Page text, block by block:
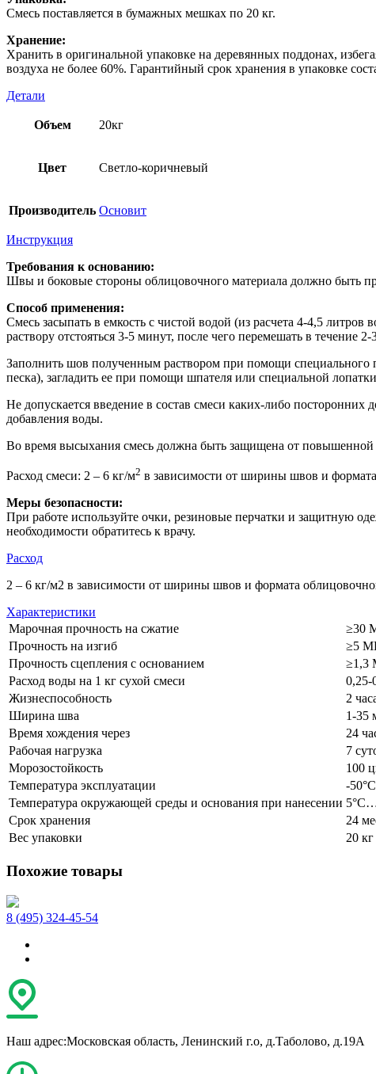
Смесь поставляется в бумажных мешках по 20 кг.
Хранение:
Хранить в оригинальной упаковке на деревянных поддонах,
воздуха не более 60%. Гарантийный срок хранения в упаковке
Детали
Объем 20кг
Цвет Светло-коричневый
Производитель Основит
Инструкция
Требования к основанию:
Швы и боковые стороны облицовочного материала должно быть
Способ применения:
Смесь засыпать в емкость с чистой водой (из расчета 4-4,5
раствору отстояться 3-5 минут, после чего перемешать в течение
Заполнить шов полученным раствором при помощи специального
песка), загладить ее при помощи шпателя или специальной
Не допускается введение в состав смеси каких-либо
добавления воды.
Во время высыхания смесь должна быть защищена от
Расход смеси: 2 – 6 кг/м2 в зависимости от ширины швов и
Меры безопасности:
При работе используйте очки, резиновые перчатки и защитную
необходимости обратитесь к врачу.
Расход
2 – 6 кг/м2 в зависимости от ширины швов и формата
Характеристики
Марочная прочность на сжатие
≥30
Прочность на изгиб
≥5
Прочность сцепления с основанием
≥1,3
Расход воды на 1 кг сухой смеси
0,25-
Жизнеспособность
2
Ширина шва
1-35
Время хождения через
24
Рабочая нагрузка
7
Морозостойкость
100
Температура эксплуатации
-
Температура окружающей среды и основания при нанесении
Срок хранения
24
Вес упаковки
20 кг
Похожие товары
8 (495) 324-45-54
Наш адрес:Московская область, Ленинский г.о, д.Таболово, д.19А